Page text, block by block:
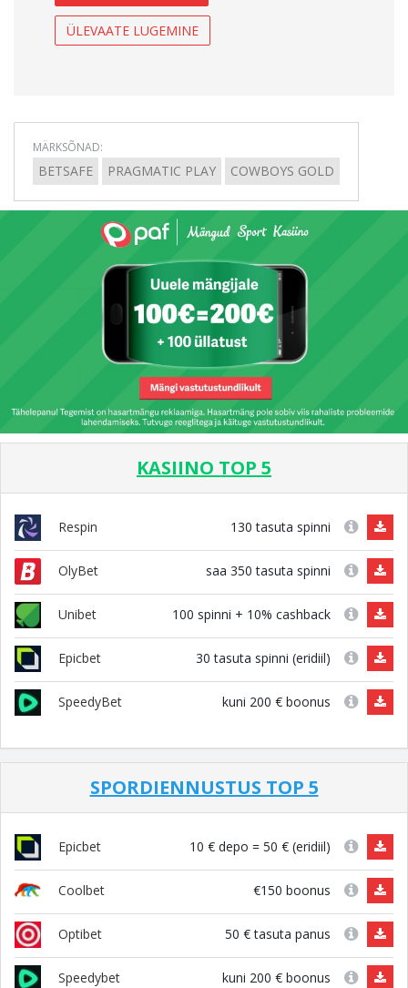
ÜLEVAATE LUGEMINE
MÄRKSÕNAD:
BETSAFE PRAGMATIC PLAY COWBOYS GOLD
KASIINO TOP 5
Respin 130 tasuta spinni
OlyBet saa 350 tasuta spinni
Unibet 100 spinni + 10% cashback
Epicbet 30 tasuta spinni (eridiil)
SpeedyBet kuni 200 € boonus
SPORDIENNUSTUS TOP 5
Epicbet 10 € depo = 50 € (eridiil)
Coolbet €150 boonus
Optibet 50 € tasuta panus
Speedybet kuni 200 € boonus